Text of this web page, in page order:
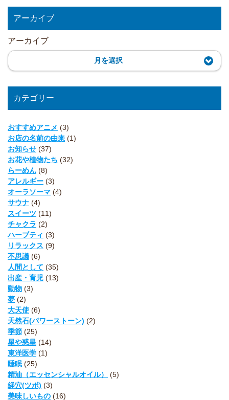
アーカイブ
アーカイブ
月を選択
カテゴリー
おすすめアニメ (3)
お店の名前の由来 (1)
お知らせ (37)
お花や植物たち (32)
らーめん (8)
アレルギー (3)
オーラソーマ (4)
サウナ (4)
スイーツ (11)
チャクラ (2)
ハーブティ (3)
リラックス (9)
不思議 (6)
人間として (35)
出産・育児 (13)
動物 (3)
夢 (2)
大天使 (6)
天然石(パワーストーン) (2)
季節 (25)
星や惑星 (14)
東洋医学 (1)
睡眠 (25)
精油（エッセンシャルオイル）
(5)
経穴(ツボ) (3)
美味しいもの (16)